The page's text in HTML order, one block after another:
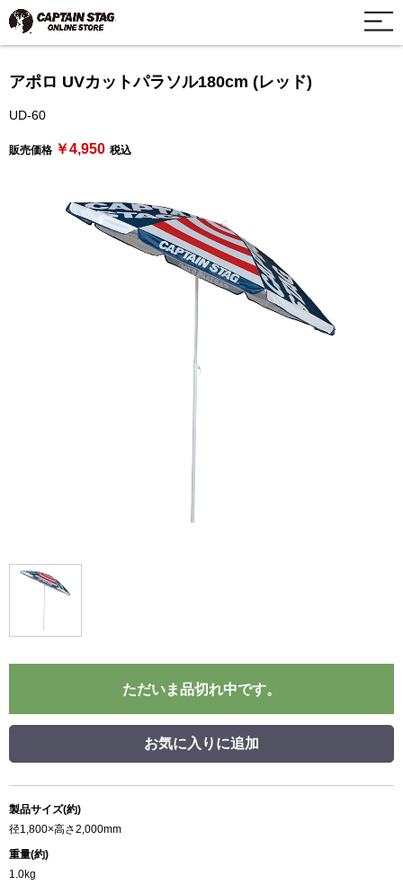
アポロ UVカットパラソル180cm (レッド)
UD-60
販売価格 ￥4,950 税込
ただいま品切れ中です。
お気に入りに追加
製品サイズ(約)
径1,800×高さ2,000mm
重量(約)
1.0kg